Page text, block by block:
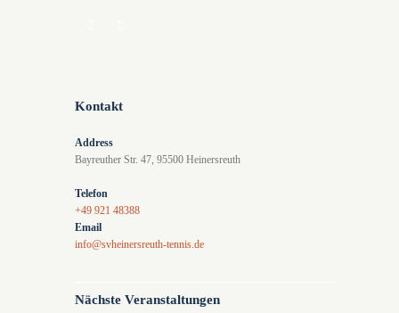
Kontakt
Address
Bayreuther Str. 47, 95500 Heinersreuth
Telefon
+49 921 48388
Email
info@svheinersreuth-tennis.de
Nächste Veranstaltungen